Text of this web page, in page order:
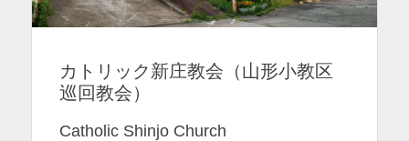
コ
カトリック新庄教会（山形小教区
巡回教会）
Catholic Shinjo Church